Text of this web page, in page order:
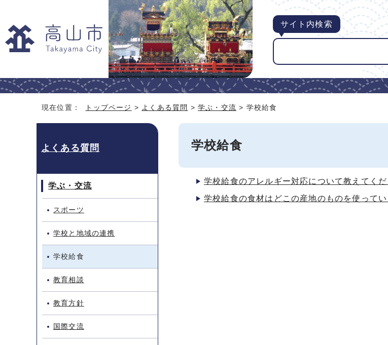
サイト内検索
現在位置： トップページ > よくある質問 >学ぶ・交流 > 学校給食
学校給食
学校給食のアレルギー対応について教えてくだ
学校給食の食材はどこの産地のものを使ってい
よくある質問
学ぶ・交流
スポーツ
学校と地域の連携
学校給食
教育相談
教育方針
国際交流